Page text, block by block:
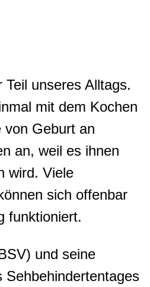
unseres Alltags.
mit dem Kochen
von Geburt an
an, weil es ihnen
wird. Viele
sich offenbar
funktioniert.
und seine
Sehbehindertentages